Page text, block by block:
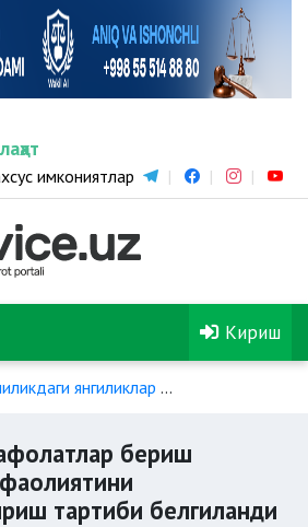
имкониятлар
Кириш
янгиликлар
бериш
тартиби белгиланди